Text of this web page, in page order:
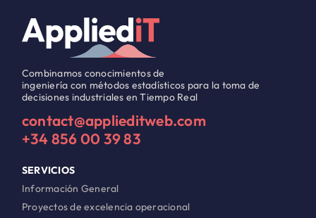
Combinamos conocimientos de
ingeniería con métodos estadísticos para la toma de
decisiones industriales en Tiempo Real
contact@applieditweb.com
+34 856 00 39 83
SERVICIOS
Información General
Proyectos de excelencia operacional